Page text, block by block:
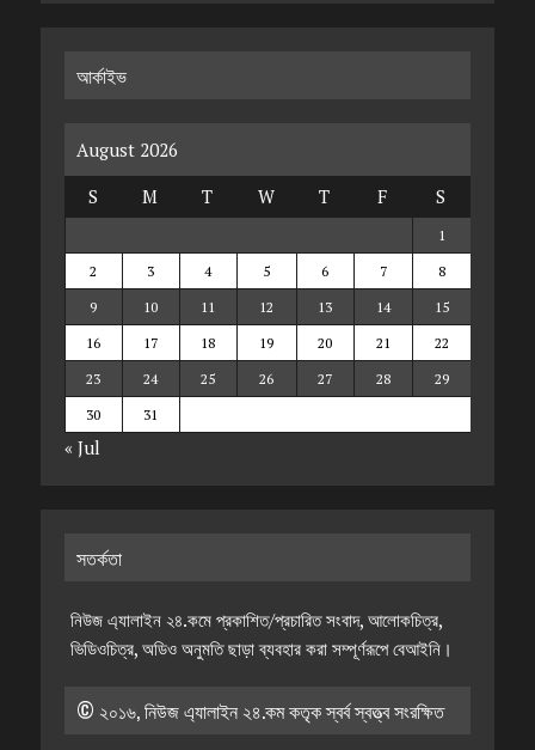
আর্কাইভ
August 2026
S
M T W T F S
1
2
3 4 5 6 7
8
9
10 11 12 13 14
15
16
17 18 19 20 21
22
23
24 25 26 27 28
29
30
31
« Jul
সতর্কতা
নিউজ এ্যালাইন ২৪.কমে প্রকাশিত/প্রচারিত সংবাদ, আলোকচিত্র,
ভিডিওচিত্র, অডিও অনুমতি ছাড়া ব্যবহার করা সম্পূর্ণরূপে বেআইনি।
© ২০১৬, নিউজ এ্যালাইন ২৪.কম কতৃক স্বর্ব স্বত্ত্ব সংরক্ষিত